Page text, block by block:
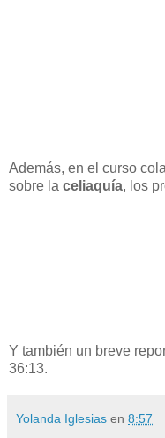
Además, en el curso
sobre la celiaquía, los
Y también un breve
36:13.
Yolanda Iglesias en 8:57